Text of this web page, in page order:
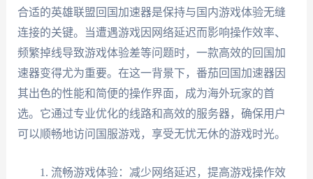
合适的英雄联盟回国加速器是保持与国内游戏体验无缝
连接的关键。当遭遇游戏因网络延迟而影响操作效率、
频繁掉线导致游戏体验差等问题时，一款高效的回国加
速器变得尤为重要。在这一背景下，番茄回国加速器因
其出色的性能和简便的操作界面，成为海外玩家的首
选。它通过专业优化的线路和高效的服务器，确保用户
可以顺畅地访问国服游戏，享受无忧无休的游戏时光。
流畅游戏体验：减少网络延迟，提高游戏操作效